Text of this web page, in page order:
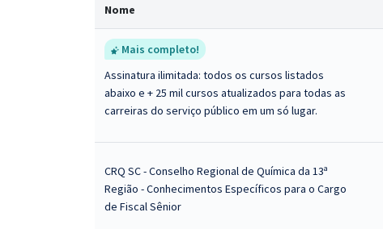
Nome
Mais completo!
Assinatura ilimitada: todos os cursos listados
abaixo e + 25 mil cursos atualizados para todas as
carreiras do serviço público em um só lugar.
CRQ SC - Conselho Regional de Química da 13ª
Região - Conhecimentos Específicos para o Cargo
de Fiscal Sênior